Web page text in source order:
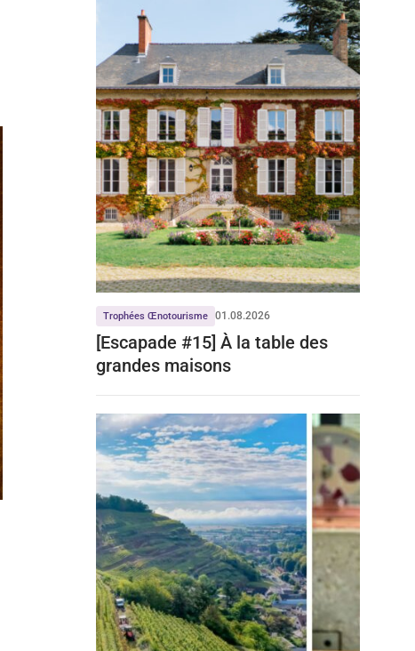
Trophées Œnotourisme 01.08.2026
[Escapade #15] À la table des
grandes maisons